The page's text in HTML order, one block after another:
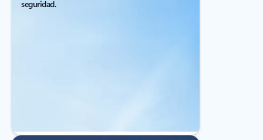
seguridad.